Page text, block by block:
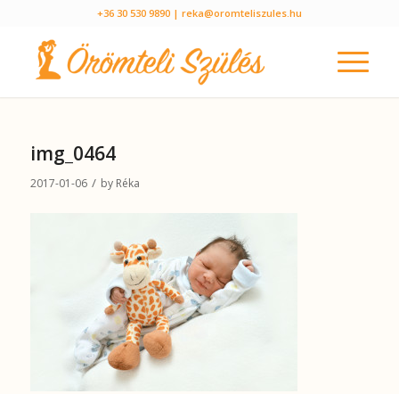
+36 30 530 9890 | reka@oromteliszules.hu
img_0464
2017-01-06 / by Réka